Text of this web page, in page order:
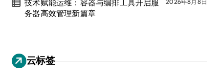
技术赋能运维：容器与编排工具开启服
务器高效管理新篇章
云标签